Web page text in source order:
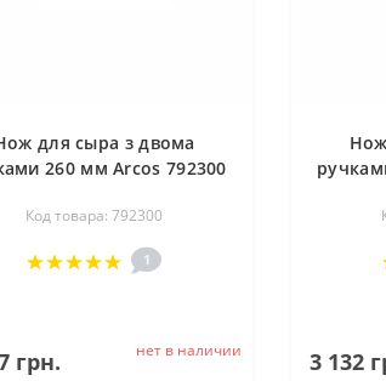
для сыра з двома
260 мм Arcos 792300
Код товара: 792300
1
грн. нет в наличии 3 132